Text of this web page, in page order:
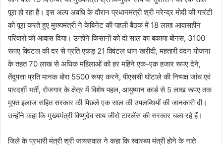
पूरा हो रहा है। इस अल्प अवधि के दौरान प्रधानमंत्री श्री नरेन्द्र मोदी की गारंटी
को पूरा करते हुए मुख्यमंत्री ने केबिनेट की पहली बैठक में 18 लाख आवासहीन
परिवारों को आवास दिया। उन्होंने किसानों को दो साल का बकाया बोनस, 3100
रूपए क्विंटल की दर से प्रति एकड़ 21 क्विंटल धान खरीदी, महतारी वंदन योजना
के तहत 70 लाख से अधिक महिलाओं को हर महिने एक-एक हजार रूपए देने,
तेंदुपत्ता प्रति मानक बोरा 5500 रूपए करने, पीएससी घोटाले की निष्पक्ष जांच एवं
पारदर्शी भर्ती, रोजगार के क्षेत्र में विशेष पहल, आयुष्मान कार्ड से 5 लाख रूपए तक
मुफ्त इलाज सहित सरकार की पिछले एक साल की उपलब्धियों की जानकारी दी।
उन्होंने कहा कि मुख्यमंत्री विष्णुदेव साय जीरो टारलेंस की सरकार चला रहे हैं।
जिले के प्रभारी मंत्री श्री जायसवाल ने कहा कि स्वास्थ्य मंत्री होने के नाते